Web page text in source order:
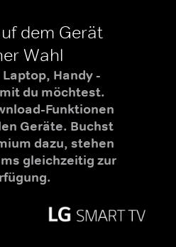
dem Gerät
Wahl
Handy -
du möchtest.
Funktionen
Geräte. Buchst
dazu, stehen
gleichzeitig zur